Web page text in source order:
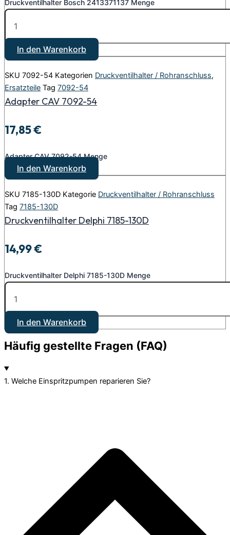
Druckventilhalter Bosch 2413371137 Menge
In den Warenkorb
SKU 7092-54 Kategorien Druckventilhalter / Rohranschluss,
Ersatzteile Tag 7092-54
Adapter CAV 7092-54
17,85€
Adapter CAV 7092-54 Menge
In den Warenkorb
SKU 7185-130D Kategorie Druckventilhalter / Rohranschluss
Tag 7185-130D
Druckventilhalter Delphi 7185-130D
14,99€
Druckventilhalter Delphi 7185-130D Menge
In den Warenkorb
Häufig gestellte Fragen (FAQ)
1. Welche Einspritzpumpen reparieren Sie?